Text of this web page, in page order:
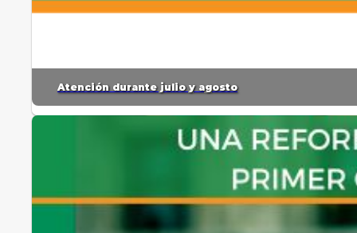
Atención durante julio y agosto